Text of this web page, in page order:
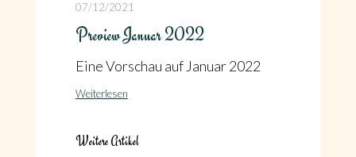
07/12/2021
Preview Januar 2022
Eine Vorschau auf Januar 2022
Weiterlesen
Weitere Artikel